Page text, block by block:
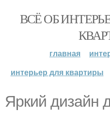
ВСЁ ОБ
главная
интерьер для квартиры
Яркий дизайн